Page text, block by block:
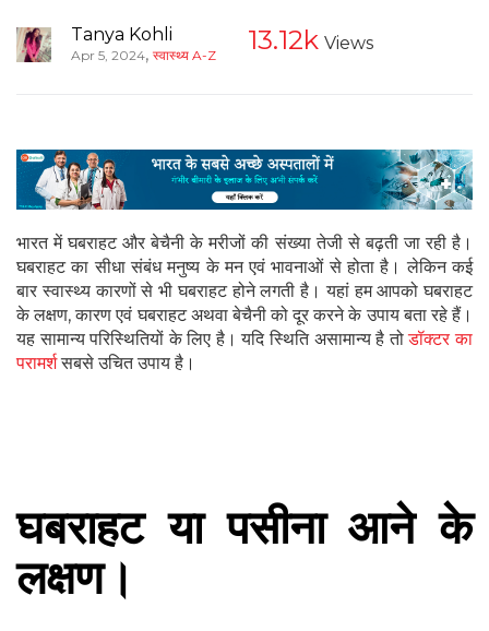
Tanya Kohli
Apr 5, 2024, स्वास्थ्य A-Z 13.12k Views
भारत में घबराहट और बेचैनी के मरीजों की संख्या तेजी से बढ़ती जा रही है।
घबराहट का सीधा संबंध मनुष्य के मन एवं भावनाओं से होता है। लेकिन कई
बार स्वास्थ्य कारणों से भी घबराहट होने लगती है। यहां हम आपको घबराहट
के लक्षण, कारण एवं घबराहट अथवा बेचैनी को दूर करने के उपाय बता रहे हैं।
यह सामान्य परिस्थितियों के लिए है। यदि स्थिति असामान्य है तोडॉक्टर का
परामर्शसबसे उचित उपाय है।
घबराहट या पसीना आने के
लक्षण।